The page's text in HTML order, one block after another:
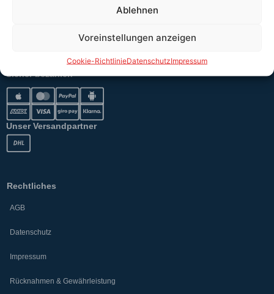
Ablehnen
Voreinstellungen anzeigen
Cookie-RichtlinieDatenschutzImpressum
Sicher bezahlen
Unser Versandpartner
Rechtliches
AGB
Datenschutz
Impressum
Rücknahmen & Gewährleistung